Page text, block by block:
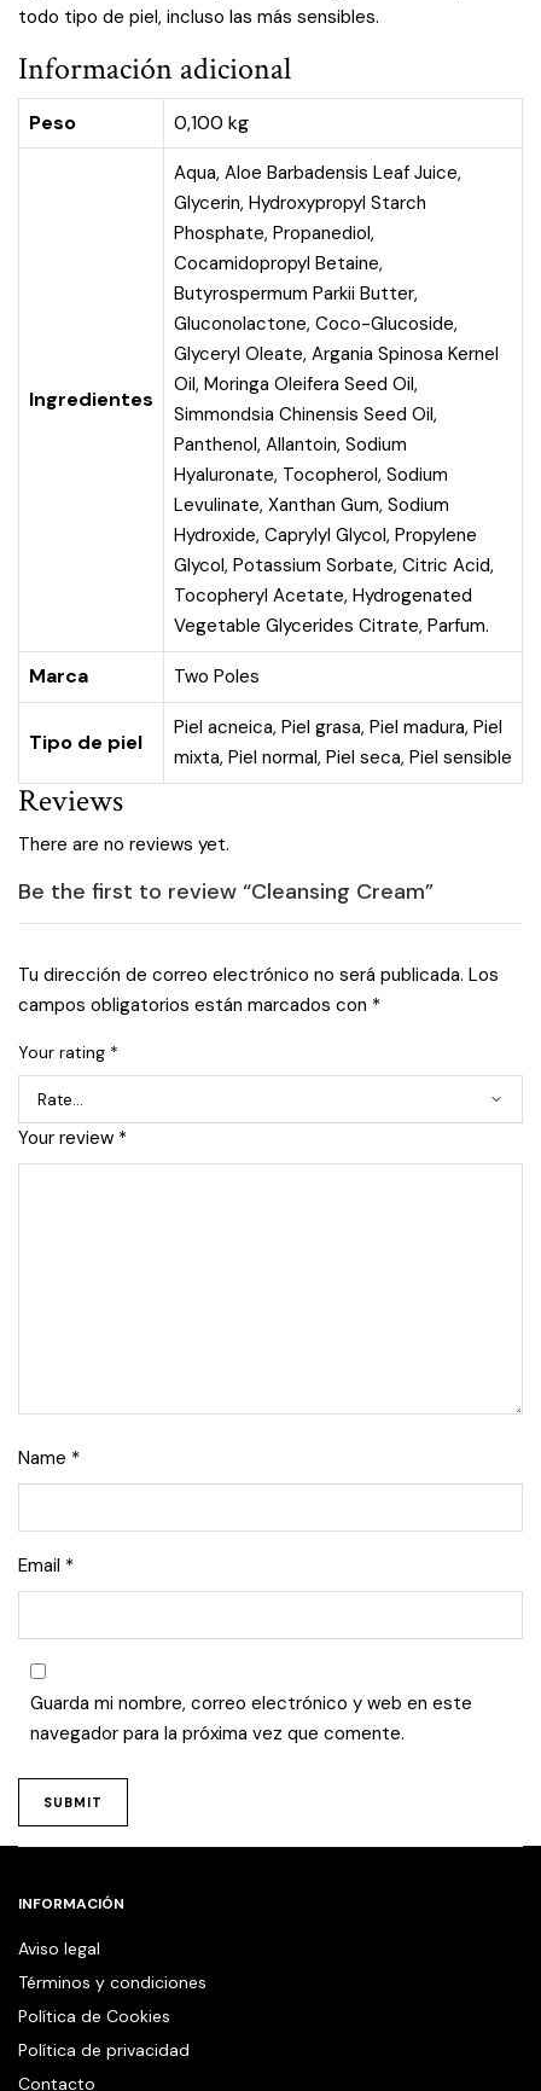
todo tipo de piel, incluso las más sensibles.
Información adicional
Peso 0,100 kg
Ingredientes
Aqua, Aloe Barbadensis Leaf Juice,
Glycerin, Hydroxypropyl Starch
Phosphate, Propanediol,
Cocamidopropyl Betaine,
Butyrospermum Parkii Butter,
Gluconolactone, Coco-Glucoside,
Glyceryl Oleate, Argania Spinosa Kernel
Oil, Moringa Oleifera Seed Oil,
Simmondsia Chinensis Seed Oil,
Panthenol, Allantoin, Sodium
Hyaluronate, Tocopherol, Sodium
Levulinate, Xanthan Gum, Sodium
Hydroxide, Caprylyl Glycol, Propylene
Glycol, Potassium Sorbate, Citric Acid,
Tocopheryl Acetate, Hydrogenated
Vegetable Glycerides Citrate, Parfum.
Marca Two Poles
Tipo de piel
Piel acneica, Piel grasa, Piel madura, Piel
mixta, Piel normal, Piel seca, Piel sensible
Reviews
There are no reviews yet.
Be the first to review “Cleansing Cream”
Tu dirección de correo electrónico no será publicada. Los
campos obligatorios están marcados con *
Your rating *
Your review *
Name *
Email *
Guarda mi nombre, correo electrónico y web en este
navegador para la próxima vez que comente.
INFORMACIÓN
Aviso legal
Términos y condiciones
Política de Cookies
Política de privacidad
Contacto